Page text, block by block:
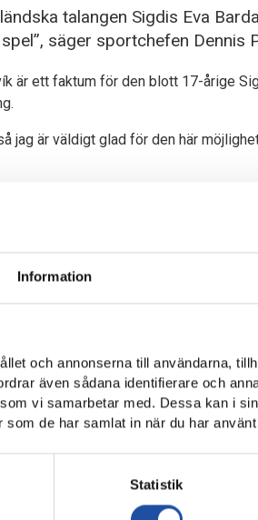
Information
och annonserna till användarna,
även sådana identifierare och
vi samarbetar med. Dessa kan i
de har samlat in när du har
Statistik
talangen Sigdis Eva
säger sportchefen Dennis
är ett faktum för den blott 17-årige
jag är väldigt glad för den här
som kan använda bägge fötter,
Otroligt teknisk och har en god fysik
sig till tempot i OBOS
2027, visar på att vi inte har bråttom,
det också in vad det är för